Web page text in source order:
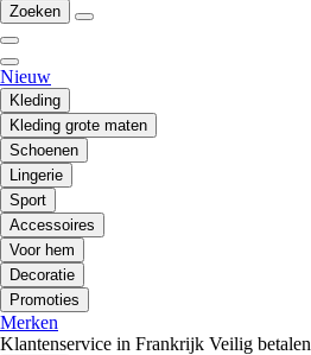
Zoeken
Nieuw
Kleding
Kleding grote maten
Schoenen
Lingerie
Sport
Accessoires
Voor hem
Decoratie
Promoties
Merken
Klantenservice in Frankrijk Veilig betalen